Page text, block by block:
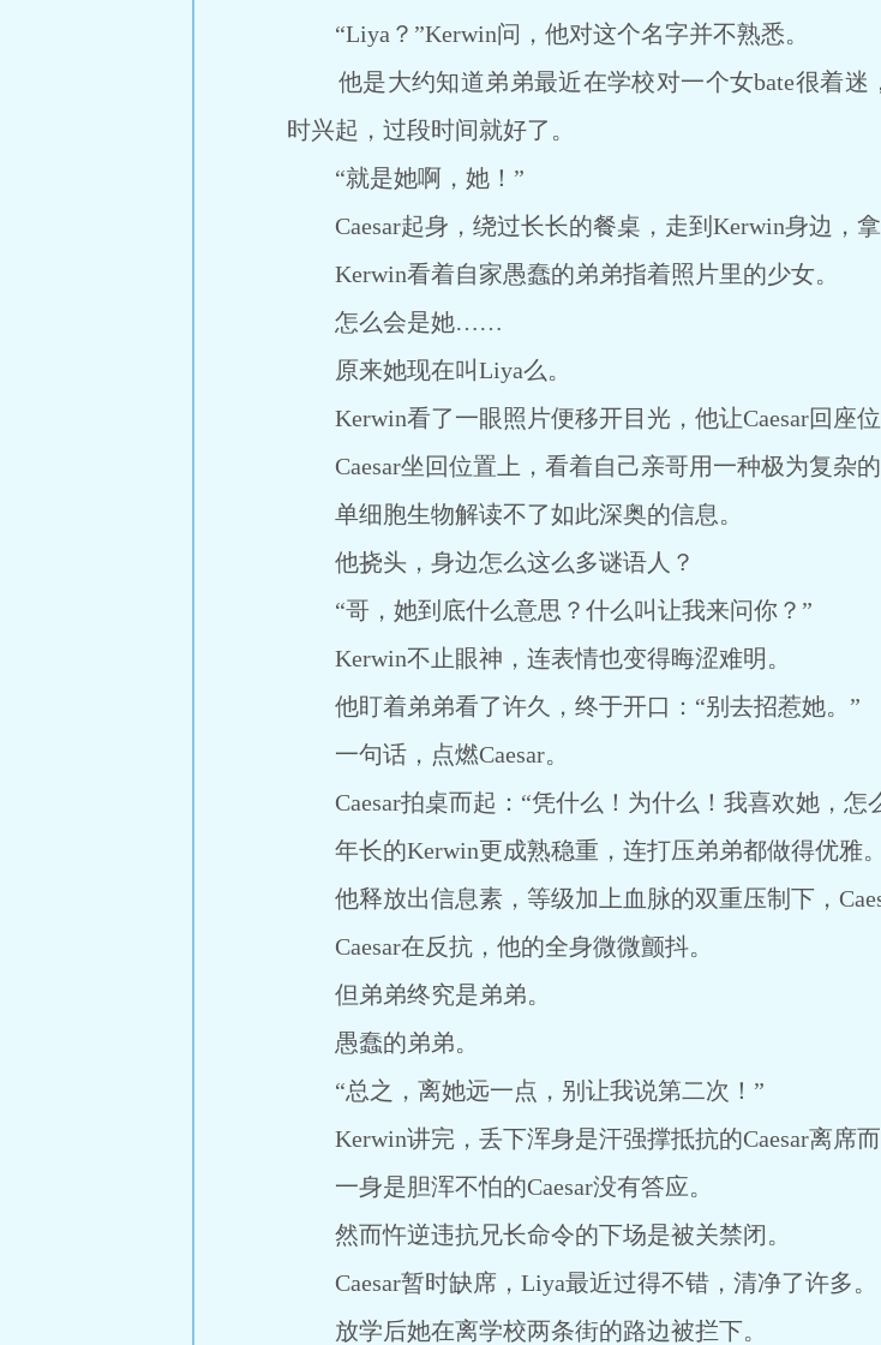
“Liya？”Kerwin问，他对这个名字并不熟悉。
他是大约知道弟弟最近在学校对一个女bate很着迷
时兴起，过段时间就好了。
“就是她啊，她！”
Caesar起身，绕过长长的餐桌，走到Kerwin身边，拿
Kerwin看着自家愚蠢的弟弟指着照片里的少女。
怎么会是她……
原来她现在叫Liya么。
Kerwin看了一眼照片便移开目光，他让Caesar回座位
Caesar坐回位置上，看着自己亲哥用一种极为复杂的
单细胞生物解读不了如此深奥的信息。
他挠头，身边怎么这么多谜语人？
“哥，她到底什么意思？什么叫让我来问你？”
Kerwin不止眼神，连表情也变得晦涩难明。
他盯着弟弟看了许久，终于开口：“别去招惹她。”
一句话，点燃Caesar。
Caesar拍桌而起：“凭什么！为什么！我喜欢她，怎
年长的Kerwin更成熟稳重，连打压弟弟都做得优雅。
他释放出信息素，等级加上血脉的双重压制下，
Caesar在反抗，他的全身微微颤抖。
但弟弟终究是弟弟。
愚蠢的弟弟。
“总之，离她远一点，别让我说第二次！”
Kerwin讲完，丢下浑身是汗强撑抵抗的Caesar离席而
一身是胆浑不怕的Caesar没有答应。
然而忤逆违抗兄长命令的下场是被关禁闭。
Caesar暂时缺席，Liya最近过得不错，清净了许多。
放学后她在离学校两条街的路边被拦下。